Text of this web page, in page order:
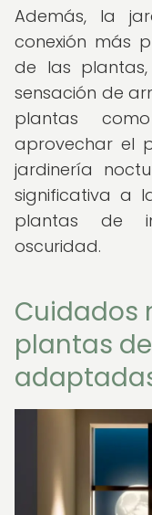
Además, la
conexión más
de las
sensación de
plantas
aprovechar el
jardinería
significativa a
plantas de
oscuridad.
Cuidados
plantas